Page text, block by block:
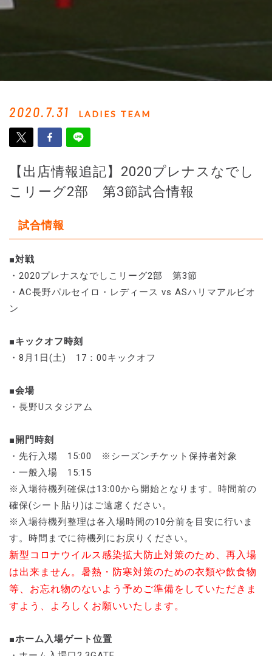
2020.7.31 LADIES TEAM
【出店情報追記】2020プレナスなでし
こリーグ2部 第3節試合情報
試合情報
■対戦
・2020プレナスなでしこリーグ2部 第3節
・AC長野パルセイロ・レディース vs ASハリマアルビオ
ン
■キックオフ時刻
・8月1日(土) 17：00キックオフ
■会場
・長野Uスタジアム
■開門時刻
・先行入場 15:00 ※シーズンチケット保持者対象
・一般入場 15:15
※入場待機列確保は13:00から開始となります。時間前の
確保(シート貼り)はご遠慮ください。
※入場待機列整理は各入場時間の10分前を目安に行いま
す。時間までに待機列にお戻りください。
新型コロナウイルス感染拡大防止対策のため、再入場
は出来ません。暑熱・防寒対策のための衣類や飲食物
等、お忘れ物のないよう予めご準備をしていただきま
すよう、よろしくお願いいたします。
■ホーム入場ゲート位置